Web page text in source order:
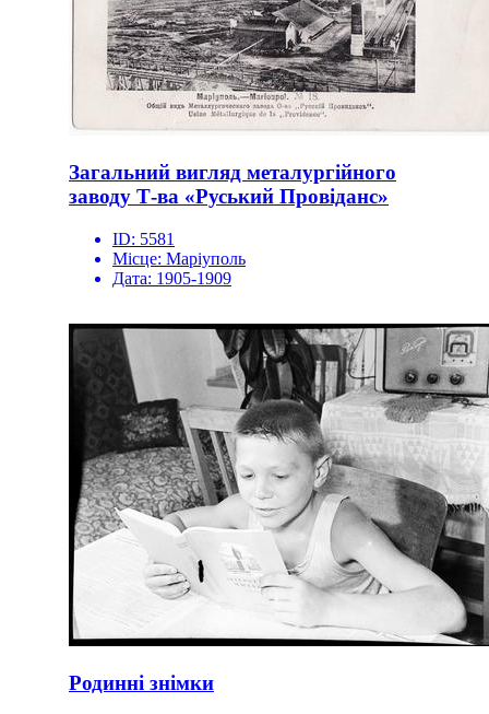
Загальний вигляд металургійного
заводу Т-ва «Руський Провіданс»
ID: 5581
Місце: Маріуполь
Дата: 1905-1909
Родинні знімки